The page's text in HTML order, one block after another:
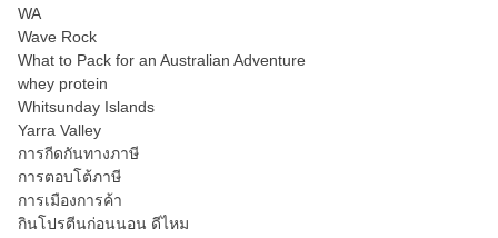
WA
Wave Rock
What to Pack for an Australian Adventure
whey protein
Whitsunday Islands
Yarra Valley
การกีดกันทางภาษี
การตอบโต้ภาษี
การเมืองการค้า
กินโปรตีนก่อนนอน ดีไหม